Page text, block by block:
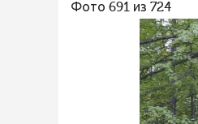
Фото 691 из 724